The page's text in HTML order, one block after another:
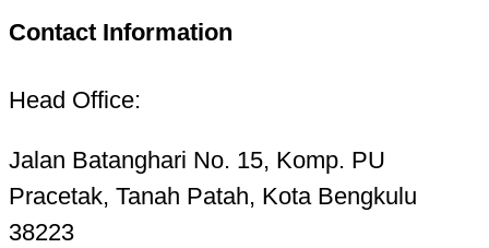
Contact Information
Head Office:
Jalan Batanghari No. 15, Komp. PU
Pracetak, Tanah Patah, Kota Bengkulu
38223